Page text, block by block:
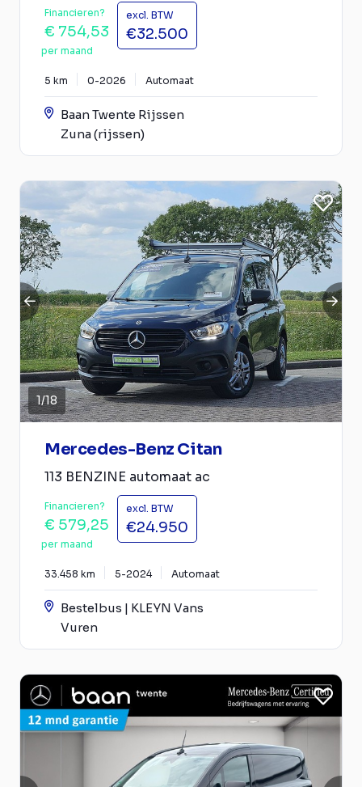
Financieren?
€ 754,53
per maand
excl. BTW
€32.500
5 km 0-2026 Automaat
Baan Twente Rijssen
Zuna (rijssen)
1/18
Mercedes-Benz Citan
113 BENZINE automaat ac
Financieren?
€ 579,25
per maand
excl. BTW
€24.950
33.458 km 5-2024 Automaat
Bestelbus | KLEYN Vans
Vuren